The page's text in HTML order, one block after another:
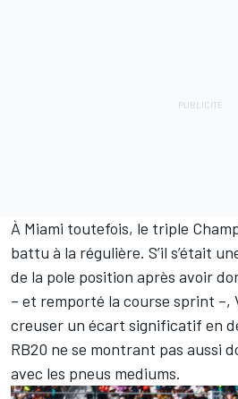
À Miami toutefois, le triple
battu à la régulière. S’il s’était
de la pole position après avoir
– et remporté la course sprint –,
creuser un écart significatif en
RB20 ne se montrant pas aussi
avec les pneus mediums.